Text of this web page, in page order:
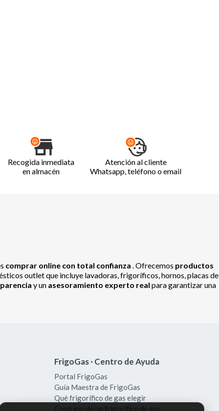
Recogida inmediata
en almacén
Atención al cliente
Whatsapp, teléfono o email
comprar online con total confianza . Ofrecemos productos
outlet que incluye lavadoras, frigoríficos, hornos, placas de
y un asesoramiento experto real para garantizar una
FrigoGas · Centro de Ayuda
Portal FrigoGas
Guía Maestra de FrigoGas
Qué frigorífico de gas elegir
Consumo de un frigorífico de gas